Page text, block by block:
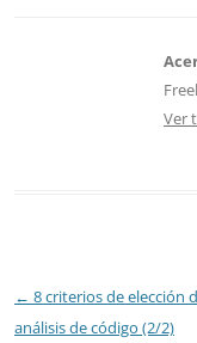
Ver
Navegación
de
← 8 criterios de elección
análisis de código (2/2)